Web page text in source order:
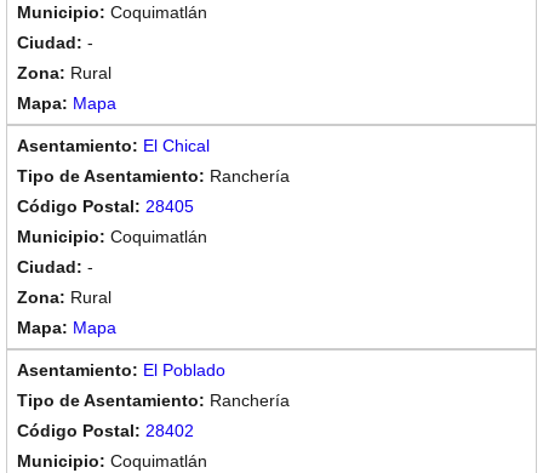
Coquimatlán
-
Rural
Mapa
El Chical
Ranchería
28405
Coquimatlán
-
Rural
Mapa
El Poblado
Ranchería
28402
Coquimatlán